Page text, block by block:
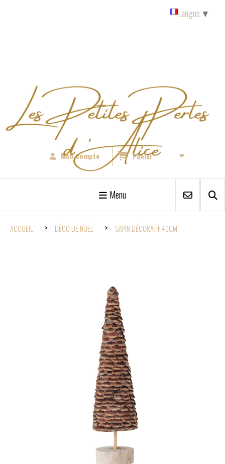
Mon compte Panier
Menu
ACCUEIL DÉCO DE NOËL SAPIN DÉCORATIF 40CM
Langue ▼